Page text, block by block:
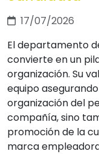
17/07/2026
El departamento
convierte en un
organización. Su
equipo
organización del
compañía, sino
promoción de la
marca